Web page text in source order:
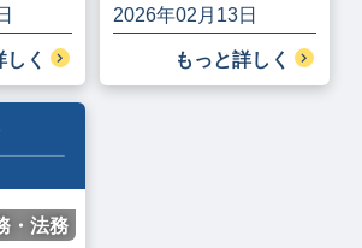
しく
2026年02月13日
もっと詳しく
・法務